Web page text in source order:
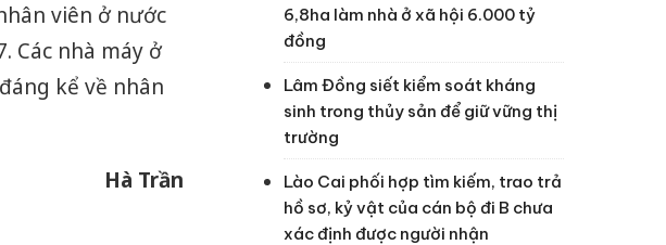
viên ở nước
Các nhà máy ở
kể về nhân
Hà Trần
6,8ha làm nhà ở xã hội 6.000 tỷ
đồng
Lâm Đồng siết kiểm soát kháng
sinh trong thủy sản để giữ vững thị
trường
Lào Cai phối hợp tìm kiếm, trao trả
hồ sơ, kỷ vật của cán bộ đi B chưa
xác định được người nhận